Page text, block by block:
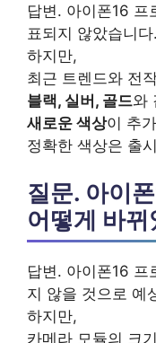
답변. 아이폰16 프
표되지 않았습니다.
하지만,
최근 트렌드와 전
블랙, 실버, 골드와
새로운 색상이 추
정확한 색상은 출
질문. 아이
어떻게 바뀌
답변. 아이폰16 프
지 않을 것으로 예
하지만,
카메라 모듈의 크